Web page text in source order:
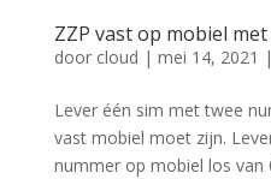
ZZP vast op mobiel
door cloud | mei 14, 2021 |
Lever één sim met twee
vast mobiel moet zijn.
nummer op mobiel los van